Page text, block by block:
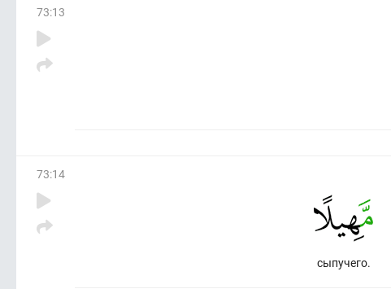
73:13
73:14
сыпучего.